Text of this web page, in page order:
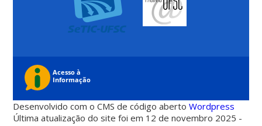
Desenvolvido com o CMS de código abertoWordpress
Última atualização do site foi em 12 de novembro 2025 -